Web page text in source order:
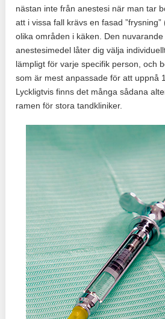
nästan inte från anestesi när man tar
att i vissa fall krävs en fasad
olika områden i käken. Den
anestesimedel låter dig välja
lämpligt för varje specifik person, och
som är mest anpassade för att uppnå
Lyckligtvis finns det många sådana
ramen för stora tandkliniker.